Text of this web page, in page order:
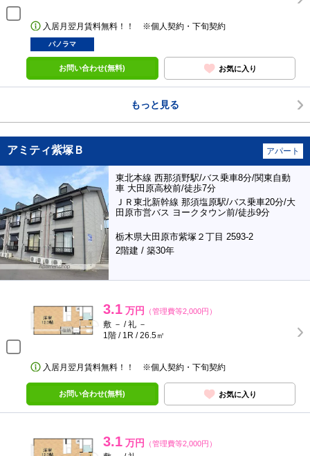
入居月翌月賃料無料！！ ※個人契約・下旬契約
パノラマ
お問い合わせ(無料) お気に入り
もっと見る
アミティ紫塚Ｂ アパート
東北本線 西那須野駅/バス乗車8分/関東自動
車 大田原高校前/徒歩7分
ＪＲ東北新幹線 那須塩原駅/バス乗車20分/大
田原市営バス ヨークタウン前/徒歩9分
栃木県大田原市紫塚２丁目 2593-2
2階建 / 築30年
3.1 万円 （管理費等2,000円）
敷 － / 礼 －
1階 / 1R / 26.5㎡
入居月翌月賃料無料！！ ※個人契約・下旬契約
お問い合わせ(無料) お気に入り
3.1 万円 （管理費等2,000円）